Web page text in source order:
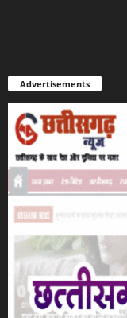
Advertisements